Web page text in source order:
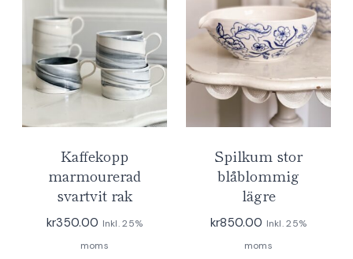
Kaffekopp
marmourerad
svartvit rak
kr350.00 Inkl. 25%
moms
Spilkum stor
blåblommig
lägre
kr850.00 Inkl. 25%
moms